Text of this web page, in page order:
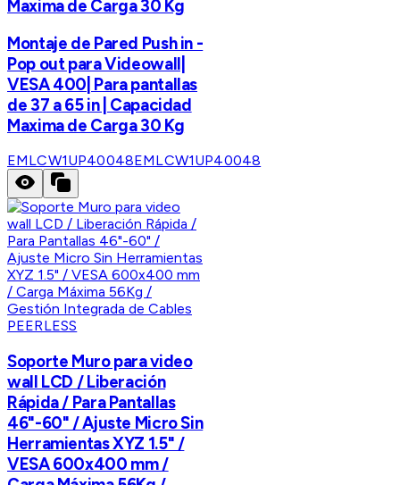
Maxima de Carga 30 Kg
Montaje de Pared Push in -
Pop out para Videowall|
VESA 400| Para pantallas
de 37 a 65 in | Capacidad
Maxima de Carga 30 Kg
EMLCW1UP40048EMLCW1UP40048
PEERLESS
Soporte Muro para video
wall LCD / Liberación
Rápida / Para Pantallas
46"-60" / Ajuste Micro Sin
Herramientas XYZ 1.5" /
VESA 600x400 mm /